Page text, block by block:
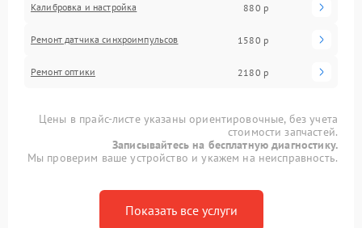
Калибровка и настройка 880 р
Ремонт датчика синхроимпульсов 1580 р
Ремонт оптики 2180 р
Цены в прайс-листе указаны ориентировочные, без учета
стоимости запчастей.
Записывайтесь на бесплатную диагностику.
Мы проверим ваше устройство и укажем на неисправность.
Показать все услуги